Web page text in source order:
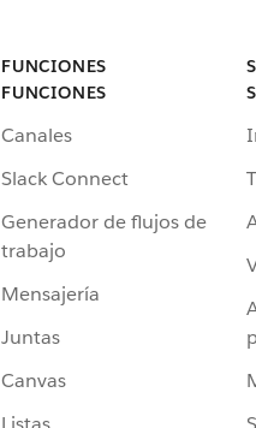
FUNCIONES
FUNCIONES
Canales
Slack Connect
Generador de flujos de
trabajo
Mensajería
Juntas
Canvas